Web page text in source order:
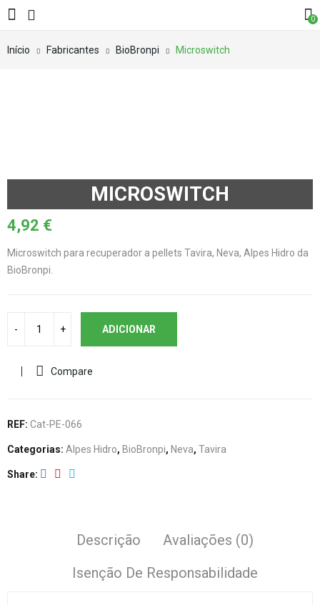
0
Início Fabricantes BioBronpi Microswitch
MICROSWITCH
4,92 €
Microswitch para recuperador a pellets Tavira, Neva, Alpes Hidro da
BioBronpi.
ADICIONAR
Compare
REF: Cat-PE-066
Categorias: Alpes Hidro, BioBronpi, Neva, Tavira
Share
Descrição
Avaliações (0)
Isenção De Responsabilidade